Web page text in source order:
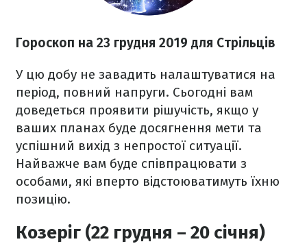
Гороскоп на 23 грудня 2019 для Стрільців
У цю добу не завадить налаштуватися на
період, повний напруги. Сьогодні вам
доведеться проявити рішучість, якщо у
ваших планах буде досягнення мети та
успішний вихід з непростої ситуації.
Найважче вам буде співпрацювати з
особами, які вперто відстоюватимуть їхню
позицію.
Козеріг (22 грудня – 20 січня)